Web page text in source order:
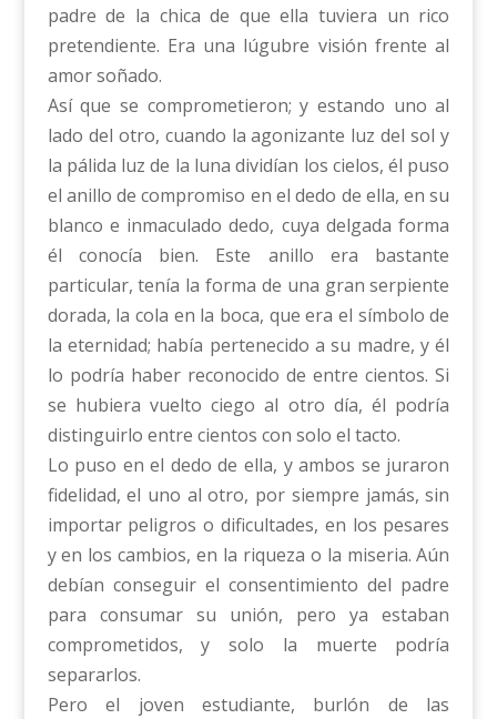
padre de la chica de que ella tuviera un rico
pretendiente. Era una lúgubre visión frente al
amor soñado.
Así que se comprometieron; y estando uno al
lado del otro, cuando la agonizante luz del sol y
la pálida luz de la luna dividían los cielos, él puso
el anillo de compromiso en el dedo de ella, en su
blanco e inmaculado dedo, cuya delgada forma
él conocía bien. Este anillo era bastante
particular, tenía la forma de una gran serpiente
dorada, la cola en la boca, que era el símbolo de
la eternidad; había pertenecido a su madre, y él
lo podría haber reconocido de entre cientos. Si
se hubiera vuelto ciego al otro día, él podría
distinguirlo entre cientos con solo el tacto.
Lo puso en el dedo de ella, y ambos se juraron
fidelidad, el uno al otro, por siempre jamás, sin
importar peligros o dificultades, en los pesares
y en los cambios, en la riqueza o la miseria. Aún
debían conseguir el consentimiento del padre
para consumar su unión, pero ya estaban
comprometidos, y solo la muerte podría
separarlos.
Pero el joven estudiante, burlón de las